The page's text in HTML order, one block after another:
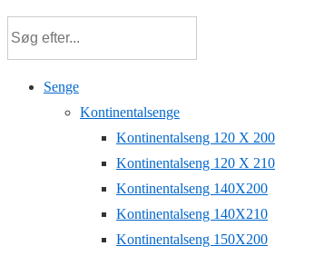
Senge
Kontinentalsenge
Kontinentalseng 120 X 200
Kontinentalseng 120 X 210
Kontinentalseng 140X200
Kontinentalseng 140X210
Kontinentalseng 150X200